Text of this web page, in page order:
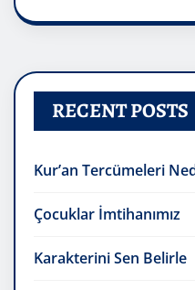
RECENT POSTS
Kur’an Tercümeleri
Çocuklar İmtihanımız
Karakterini Sen Belirle